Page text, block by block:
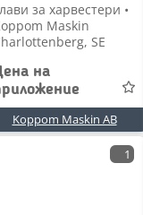
за харвестери •
Maskin
SE
на
Koppom Maskin AB
1